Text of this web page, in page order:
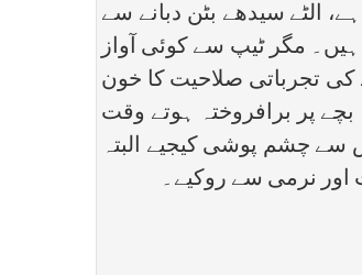
الٹے سیدھے بٹن دبانے سے
مگر ٹیپ سے کوئی آواز
تجرباتی صلاحیت کا خون
پر برافروختہ ہوتے وقت
سے چشم پوشی کیجیے البتہ
اور نرمی سے روکیے۔